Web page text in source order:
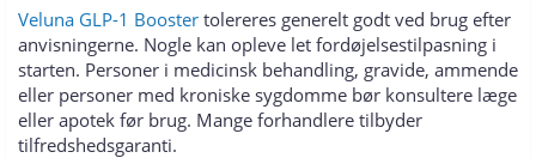
Veluna GLP-1 Booster tolereres generelt godt ved brug efter
anvisningerne. Nogle kan opleve let fordøjelsestilpasning i
starten. Personer i medicinsk behandling, gravide, ammende
eller personer med kroniske sygdomme bør konsultere læge
eller apotek før brug. Mange forhandlere tilbyder
tilfredshedsgaranti.